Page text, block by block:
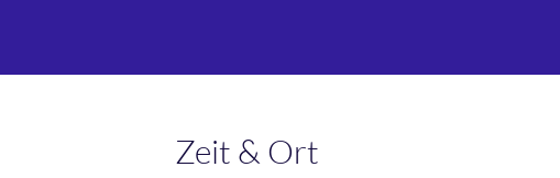
Zeit & Ort